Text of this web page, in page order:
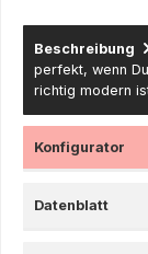
Beschreibung
perfekt, wenn
richtig modern
Konfigurator
Datenblatt